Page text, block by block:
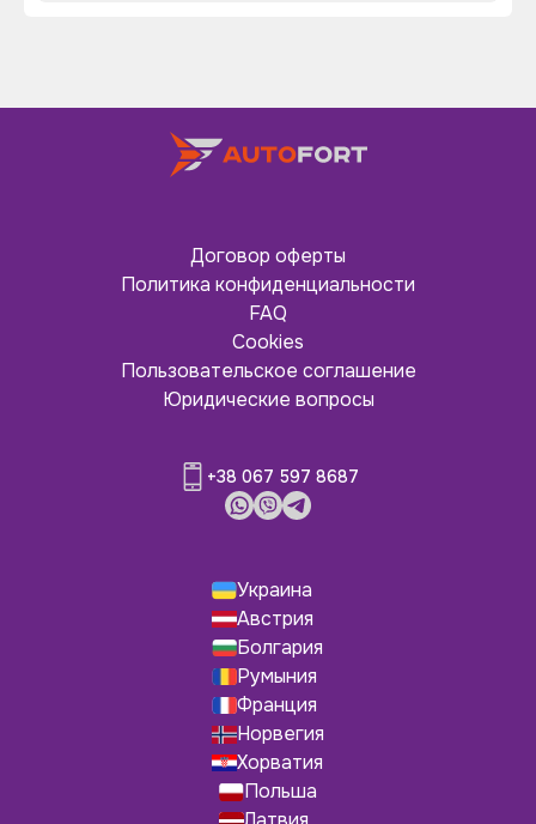
Договор оферты
Политика конфиденциальности
FAQ
Cookies
Пользовательское соглашение
Юридические вопросы
+38 067 597 8687
Украина
Австрия
Болгария
Румыния
Франция
Норвегия
Хорватия
Польша